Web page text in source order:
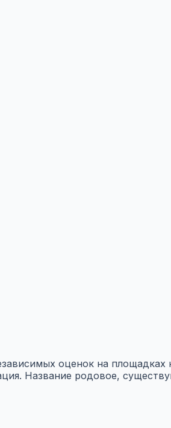
оценок на площадках
Название родовое,